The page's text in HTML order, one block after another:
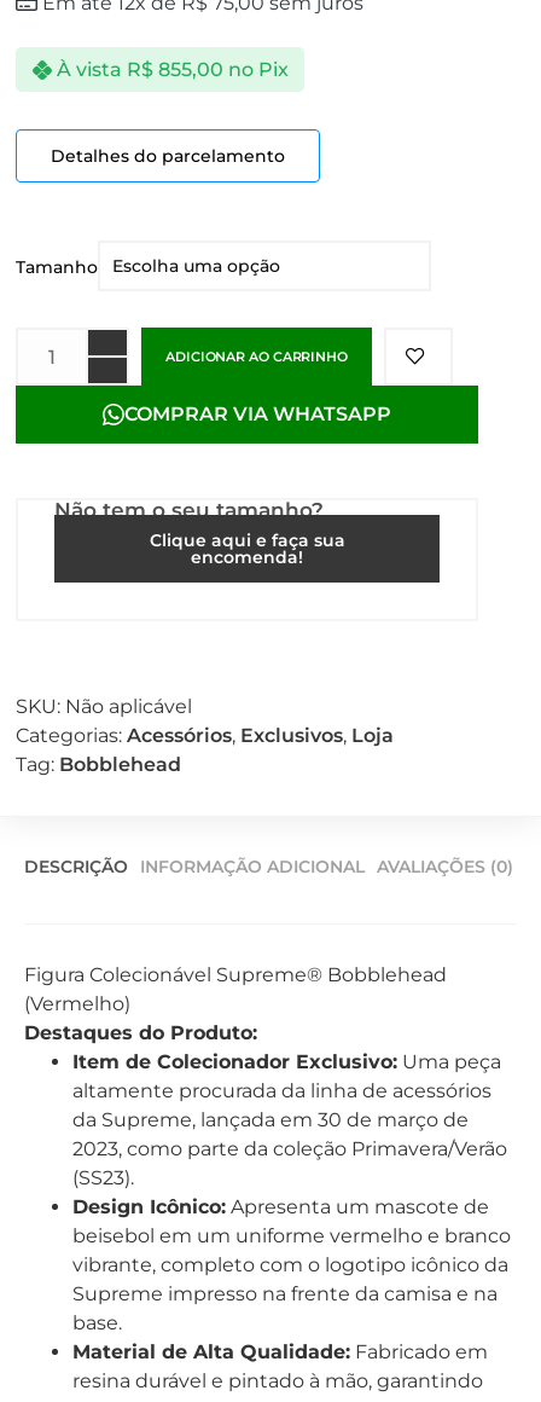
À vista R$855,00 no Pix
Detalhes do parcelamento
Tamanho
ADICIONAR AO CARRINHO
COMPRAR VIA WHATSAPP
Não tem o seu tamanho?
Clique aqui e faça sua
encomenda!
SKU: Não aplicável
Categorias: Acessórios, Exclusivos, Loja
Tag: Bobblehead
DESCRIÇÃO INFORMAÇÃO ADICIONAL AVALIAÇÕES (0)
Figura Colecionável Supreme® Bobblehead
(Vermelho)
Destaques do Produto:
Item de Colecionador Exclusivo: Uma peça
altamente procurada da linha de acessórios
da Supreme, lançada em 30 de março de
2023, como parte da coleção Primavera/Verão
(SS23).
Design Icônico: Apresenta um mascote de
beisebol em um uniforme vermelho e branco
vibrante, completo com o logotipo icônico da
Supreme impresso na frente da camisa e na
base.
Material de Alta Qualidade: Fabricado em
resina durável e pintado à mão, garantindo